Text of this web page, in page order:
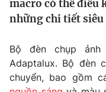
Thế giới đó đây
Tài chính
Thị trường
Góc doanh nghiệp
Truyền hình
macro có thể điều
những chi tiết siêu
Bộ đèn chụp
Adaptalux. Bộ đèn
chuyển, bao gồm